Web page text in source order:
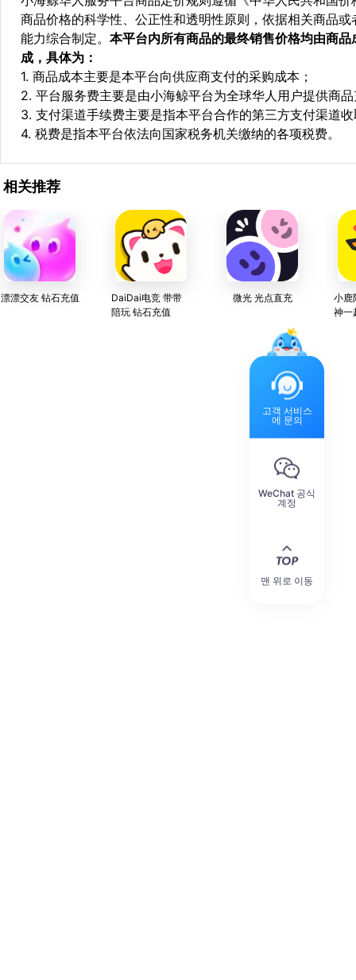
商品价格的科学性、公正性和透明性原则，依据相关商品
能力综合制定。 本平台内所有商品的最终销售价格均由商
成，具体为：
1. 商品成本主要是本平台向供应商支付的采购成本；
2. 平台服务费主要是由小海鲸平台为全球华人用户提供商
3. 支付渠道手续费主要是指本平台合作的第三方支付渠道
4. 税费是指本平台依法向国家税务机关缴纳的各项税费。
相关推荐
漂漂交友 钻石充值
DaiDai电竞 带带
陪玩 钻石充值
微光 光点直充
小鹿
神一
고객 서비스
에 문의
WeChat 공식
계정
맨 위로 이동